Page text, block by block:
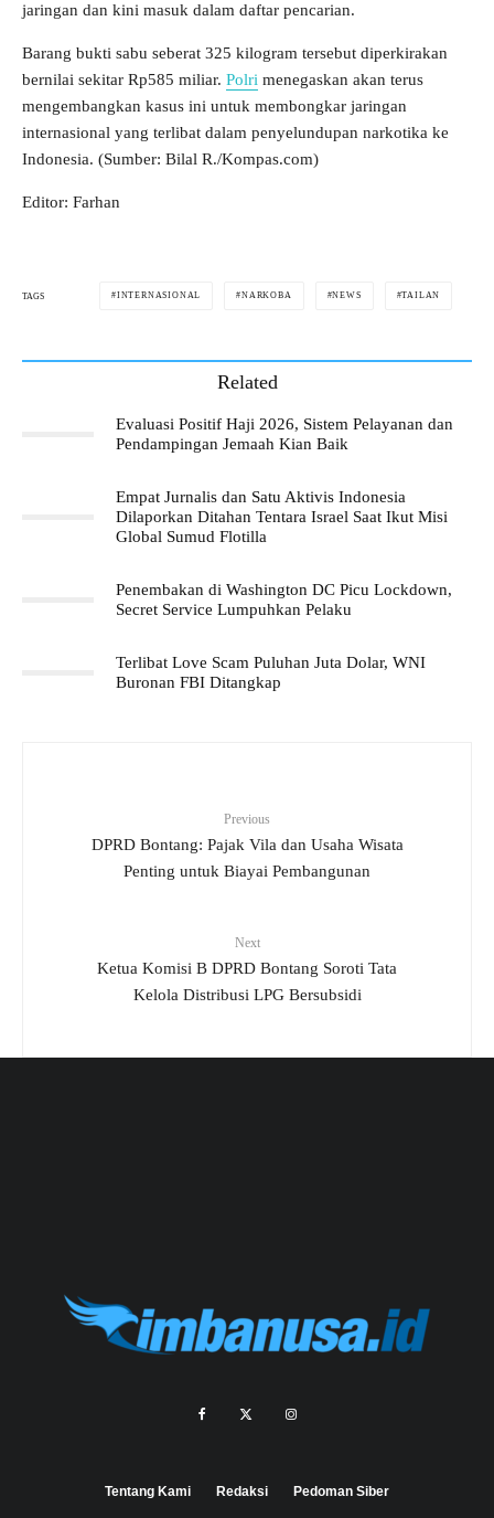
jaringan dan kini masuk dalam daftar pencarian.
Barang bukti sabu seberat 325 kilogram tersebut diperkirakan
bernilai sekitar Rp585 miliar. Polri menegaskan akan terus
mengembangkan kasus ini untuk membongkar jaringan
internasional yang terlibat dalam penyelundupan narkotika ke
Indonesia. (Sumber: Bilal R./Kompas.com)
Editor: Farhan
TAGS INTERNASIONAL NARKOBA NEWS TAILAN
Related
Evaluasi Positif Haji 2026, Sistem Pelayanan dan
Pendampingan Jemaah Kian Baik
Empat Jurnalis dan Satu Aktivis Indonesia
Dilaporkan Ditahan Tentara Israel Saat Ikut Misi
Global Sumud Flotilla
Penembakan di Washington DC Picu Lockdown,
Secret Service Lumpuhkan Pelaku
Terlibat Love Scam Puluhan Juta Dolar, WNI
Buronan FBI Ditangkap
Previous
DPRD Bontang: Pajak Vila dan Usaha Wisata
Penting untuk Biayai Pembangunan
Next
Ketua Komisi B DPRD Bontang Soroti Tata
Kelola Distribusi LPG Bersubsidi
Tentang Kami Redaksi Pedoman Siber